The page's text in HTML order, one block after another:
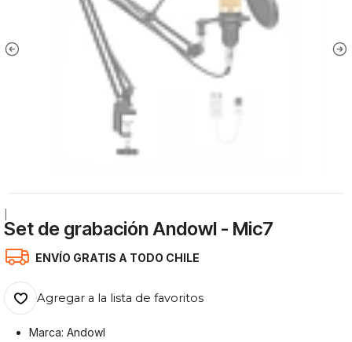
Set de grabación Andowl - Mic7
ENVÍO GRATIS A TODO CHILE
Agregar a la lista de favoritos
Marca: Andowl